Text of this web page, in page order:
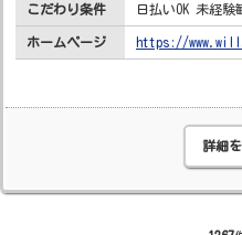
こだわり条件 日払いOK 未経験
ホームページ https://
詳細